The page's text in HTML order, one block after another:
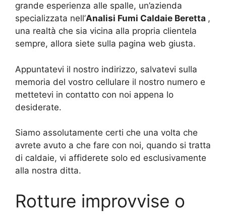
grande esperienza alle spalle, un’azienda
specializzata nell’Analisi Fumi Caldaie Beretta ,
una realtà che sia vicina alla propria clientela
sempre, allora siete sulla pagina web giusta.
Appuntatevi il nostro indirizzo, salvatevi sulla
memoria del vostro cellulare il nostro numero e
mettetevi in contatto con noi appena lo
desiderate.
Siamo assolutamente certi che una volta che
avrete avuto a che fare con noi, quando si tratta
di caldaie, vi affiderete solo ed esclusivamente
alla nostra ditta.
Rotture improvvise o